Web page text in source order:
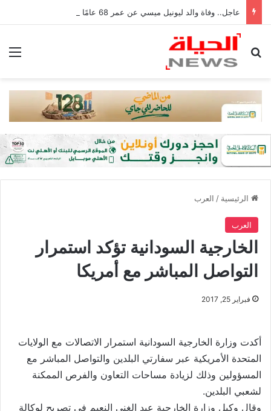
عاجل.. وفاة والد ليونيل ميسي عن عمر 68 عامًا في الأرجنتين
بحث عن
الرئيسية / العرب
العرب
الخارجية السودانية تؤكد استمرار
التواصل المباشر مع أمريكا
فبراير 25, 2017
أكدت وزارة الخارجية السودانية استمرار الاتصالات مع الولايات
المتحدة الأمريكية عبر سفارتي البلدين والتواصل المباشر مع
المسؤولين وذلك لزيادة مساحات التعاون والفرص الممكنة
لشعبي البلدين.
وقال وكيل وزارة الخارجية عبد الغني النعيم في تصريح لوكالة